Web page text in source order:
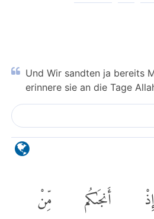
Und Wir sandten ja bereits
erinnere sie an die Tage
إِذْ أَنجَىٰكُم مِّنْ